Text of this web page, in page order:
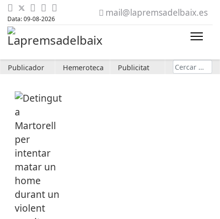
Data: 09-08-2026
mail@lapremsadelbaix.es
Publicador Hemeroteca Publicitat Cerca